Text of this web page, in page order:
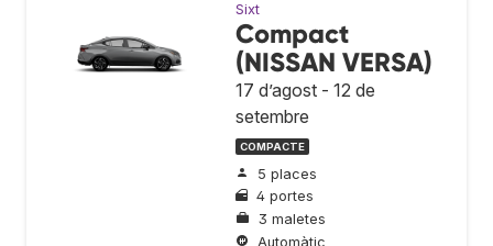
Sixt
Compact
(NISSAN VERSA)
17 d’agost - 12 de
setembre
COMPACTE
5 places
4 portes
3 maletes
Automàtic